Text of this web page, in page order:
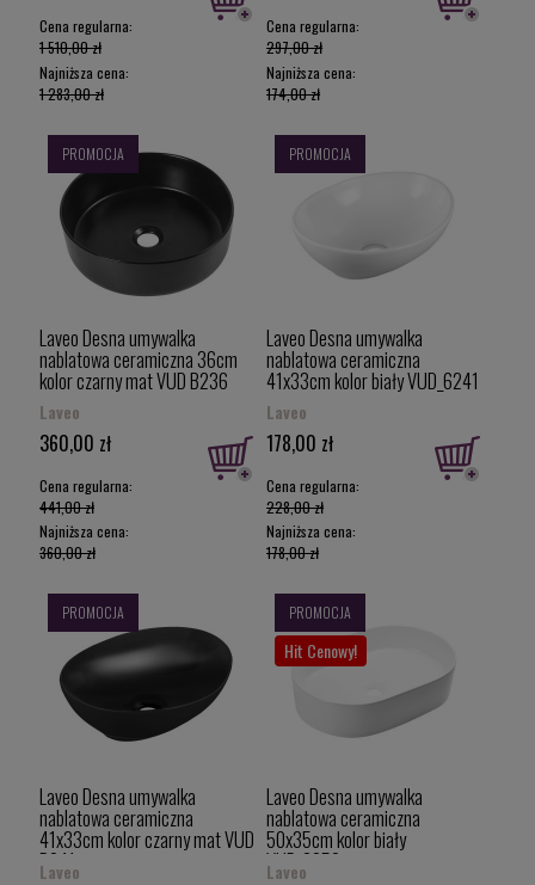
Cena regularna:
1 510,00 zł
Najniższa cena:
1 283,00 zł
Cena regularna:
297,00 zł
Najniższa cena:
174,00 zł
Laveo Desna umywalka
nablatowa ceramiczna 36cm
kolor czarny mat VUD B236
Laveo
360,00 zł
Cena regularna:
441,00 zł
Najniższa cena:
360,00 zł
PROMOCJA
Laveo Desna umywalka
nablatowa ceramiczna
41x33cm kolor biały VUD_6241
Laveo
178,00 zł
Cena regularna:
228,00 zł
Najniższa cena:
178,00 zł
PROMOCJA
Laveo Desna umywalka
nablatowa ceramiczna
41x33cm kolor czarny mat VUD
B241
Laveo
PROMOCJA
Laveo Desna umywalka
nablatowa ceramiczna
50x35cm kolor biały
VUD_6250
Laveo
PROMOCJA
Hit Cenowy!